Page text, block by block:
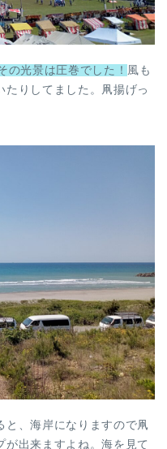
の光景は圧巻でした！ 風も
りしてました。凧揚げっ
、海岸になりますので凧
が出来ますよね。海を見て